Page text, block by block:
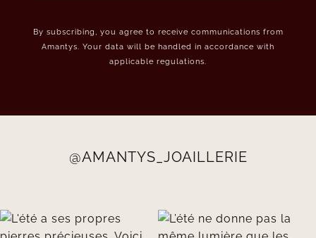
By subscribing, you agree to receive communications from
Amantys. Your data will be handled in accordance with
applicable regulations.
@AMANTYS_JOAILLERIE